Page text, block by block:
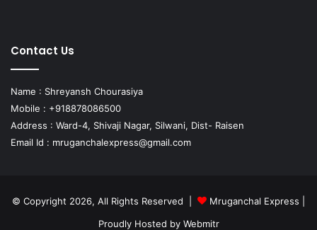
Contact Us
Name : Shreyansh Chourasiya
Mobile : +918878086500
Address : Ward-4, Shivaji Nagar, Silwani, Dist- Raisen
Email Id : mruganchalexpress@gmail.com
© Copyright 2026, All Rights Reserved | Mruganchal Express
Proudly Hosted by Webmitr